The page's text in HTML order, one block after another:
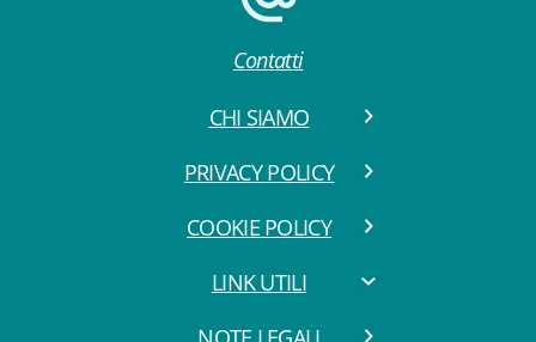
Contatti
CHI SIAMO
PRIVACY POLICY
COOKIE POLICY
LINK UTILI